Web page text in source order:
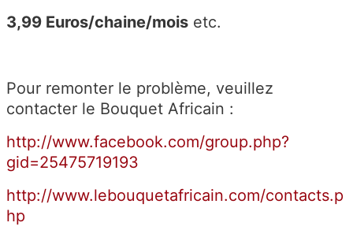
3,99 Euros/chaine/mois etc.
Pour remonter le problème, veuillez
contacter le Bouquet Africain :
http://www.facebook.com/group.php?
gid=25475719193
http://www.lebouquetafricain.com/contacts.p
hp